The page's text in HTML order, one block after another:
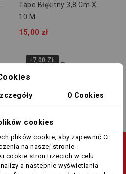
Tape Błękitny 3,8 Cm X
10 M
15,00 zł
-7,00 ZŁ
Jeden rozmiar
Bidon RBsport 810 ML
O Cookies
cookies
plików cookie, aby zapewnić Ci
na naszej stronie .
cookie stron trzecich w celu
a nastepnie wyświetlania